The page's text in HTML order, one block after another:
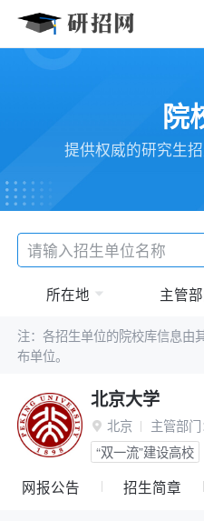
院
提供权威的研究生
所在地 主管
注：各招生单位的院校库信息由
布单位。
北京大学
 北京 主管部门
“双一流”建设高校
网报公告 招生简章